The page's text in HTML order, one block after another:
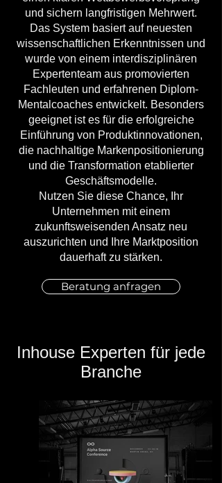
und sichern langfristigen Mehrwert.
Das System basiert auf neuesten
wissenschaftlichen Erkenntnissen und
wurde von einem interdisziplinären
Expertenteam aus promovierten
Fachleuten und erfahrenen Diplom-
Mentalcoaches entwickelt. Besonders
geeignet ist es für die erfolgreiche
Einführung von Produktinnovationen,
die nachhaltige Markenpositionierung
und die Transformation etablierter
Geschäftsmodelle.
Nutzen Sie diese Chance, Ihr
Unternehmen mit einem
zukunftsweisenden Ansatz neu
auszurichten und Ihre Marktposition
dauerhaft zu stärken.
Beratung anfragen
Inhouse Experten für jede
Branche